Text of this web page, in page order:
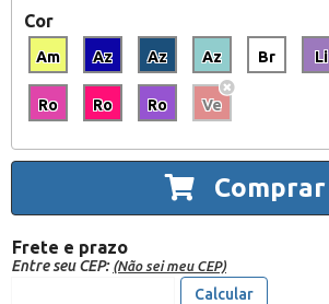
Cor
Am Az Az Az Br Li
Ro Ro Ro Ve
Comprar
Frete e prazo
Entre seu CEP: (Não sei meu CEP)
Calcular